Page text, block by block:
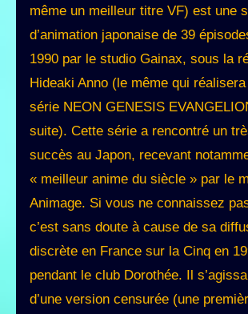
même un meilleur titre VF) est une
d’animation japonaise de 39
1990 par le studio Gainax, sous la
Hideaki Anno (le même qui
série NEON GENESIS
suite). Cette série a rencontré un
succès au Japon, recevant
« meilleur anime du siècle » par le
Animage. Si vous ne connaissez
c’est sans doute à cause de sa
discrète en France sur la Cinq en
pendant le club Dorothée. Il
d’une version censurée (une